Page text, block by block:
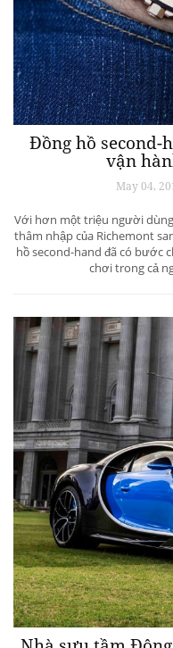
Đồng hồ
vận
May 04,
Với hơn một triệu người
thâm nhập của Richemont
hồ second-hand đã có bước
chơi trong cả